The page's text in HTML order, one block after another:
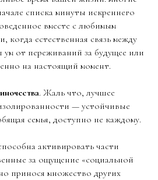
списка минуты искреннего
вместе с любимым
когда естественная связь между
от переживаний за будущее или
на настоящий момент.
. Жаль что, лучшее
— устойчивые
семья, доступно не каждому.
активировать части
за ощущение «социальной
принося множество других